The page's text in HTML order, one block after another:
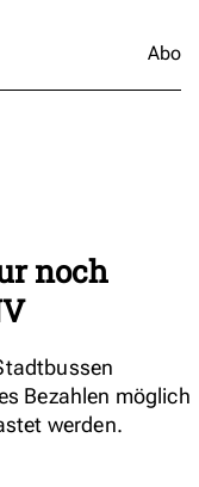
Abo
noch
Bezahlen möglich
werden.